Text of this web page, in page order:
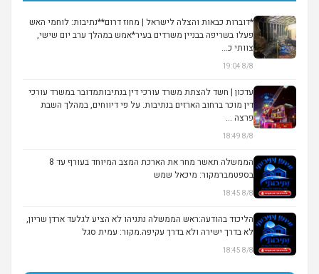
*דוברות כבאות והצלה לישראל | מחוז דרום**נתיבות: לוחמי האש
פעלו בשריפה בבניין משרדים בעיר*אמש במהלך ערב יום שישי,
צוותי כ...
8/8 19:04
עדכון | חשד להצתת משרד עורכי דין בנתיבותמדובר במשרד עורכי
דין מוכר ברחוב הארזים בנתיבות. על פי דיווחים, במהלך השבת
פרצה ...
8/8 18:49
הממשלה תאשר מחר את הארכת המצב המיוחד בעורף עד 8
בספטמברמקור: מיכאל שמש
8/8 18:45
הליכוד בהודעה:ראש הממשלה נתניהו לא הציע לגלעד ארדן שריון,
לא בדרך ישירה ולא בדרך עקיפה.מקור: עמית סגל
8/8 18:45